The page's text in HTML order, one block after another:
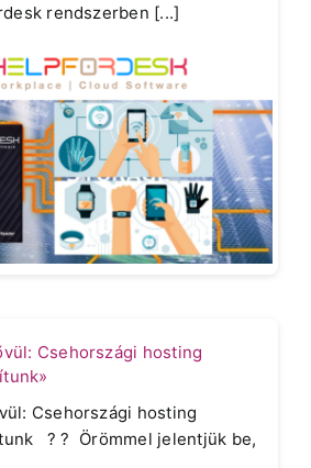
rendszerben [...]
Csehországi hosting
Csehországi hosting
? ? Örömmel jelentjük be,